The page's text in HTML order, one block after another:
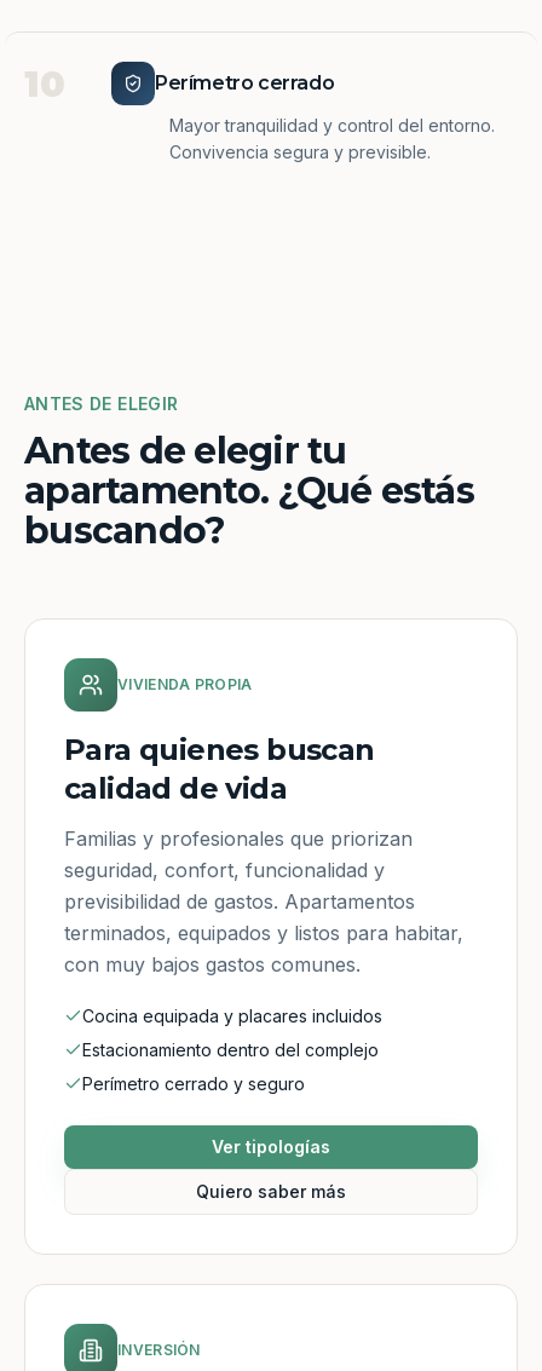
10 Perímetro cerrado
Mayor tranquilidad y control del entorno.
Convivencia segura y previsible.
ANTES DE ELEGIR
Antes de elegir tu
apartamento. ¿Qué estás
buscando?
VIVIENDA PROPIA
Para quienes buscan
calidad de vida
Familias y profesionales que priorizan
seguridad, confort, funcionalidad y
previsibilidad de gastos. Apartamentos
terminados, equipados y listos para habitar,
con muy bajos gastos comunes.
Cocina equipada y placares incluidos
Estacionamiento dentro del complejo
Perímetro cerrado y seguro
Ver tipologías
Quiero saber más
INVERSIÓN